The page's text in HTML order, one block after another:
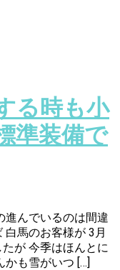
る時も小
準装備で
進んでいるのは間違
白馬のお客様が 3月
が 今季はほんとに
かも雪がいつ […]